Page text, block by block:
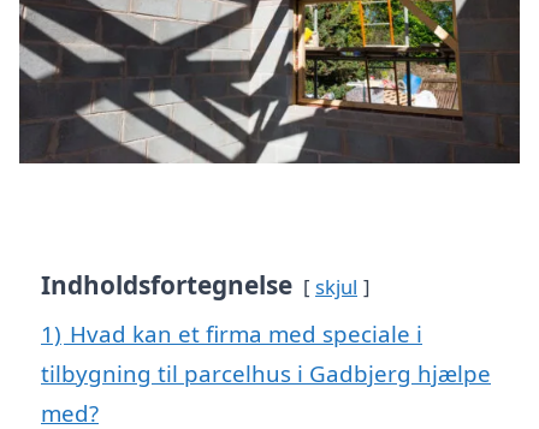
Indholdsfortegnelse skjul
1) Hvad kan et firma med speciale i
tilbygning til parcelhus i Gadbjerg hjælpe
med?